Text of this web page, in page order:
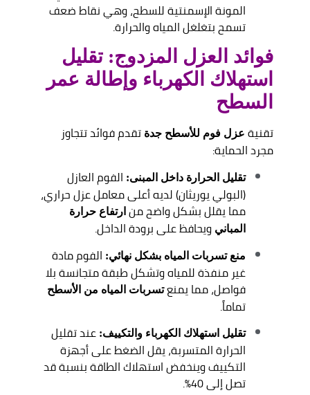
المونة الإسمنتية للسطح، وهي نقاط ضعف
تسمح بتغلغل المياه والحرارة.
فوائد العزل المزدوج: تقليل
استهلاك الكهرباء وإطالة عمر
السطح
تقنية عزل فوم للأسطح جدة تقدم فوائد تتجاوز
مجرد الحماية:
تقليل الحرارة داخل المبنى: الفوم العازل
(البولي يوريثان) لديه أعلى معامل عزل حراري،
مما يقلل بشكل واضح من ارتفاع حرارة
المباني ويحافظ على برودة الداخل.
منع تسربات المياه بشكل نهائي: الفوم مادة
غير منفذة للمياه وتشكل طبقة متجانسة بلا
فواصل، مما يمنعتسربات المياه من الأسطح
تماماً.
تقليل استهلاك الكهرباء والتكييف: عند تقليل
الحرارة المتسربة، يقل الضغط على أجهزة
التكييف وينخفض استهلاك الطاقة بنسبة قد
تصل إلى 40%.